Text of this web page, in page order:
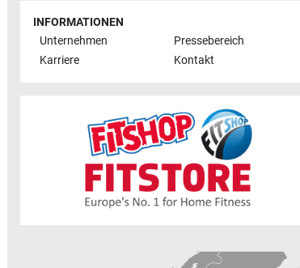
INFORMATIONEN
Unternehmen
Pressebereich
Karriere
Kontakt